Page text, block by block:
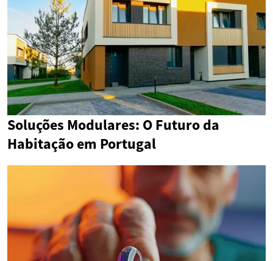
Soluções Modulares: O Futuro da
Habitação em Portugal